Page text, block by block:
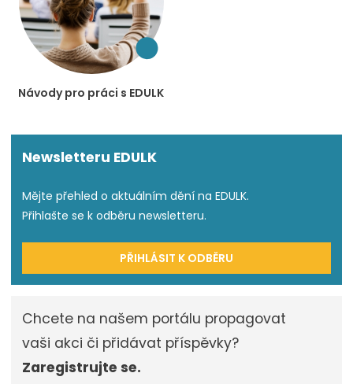
Návody pro práci s EDULK
Newsletteru EDULK
Mějte přehled o aktuálním dění na EDULK.
Přihlašte se k odběru newsletteru.
PŘIHLÁSIT K ODBĚRU
Chcete na našem portálu propagovat
vaši akci či přidávat příspěvky?
Zaregistrujte se.